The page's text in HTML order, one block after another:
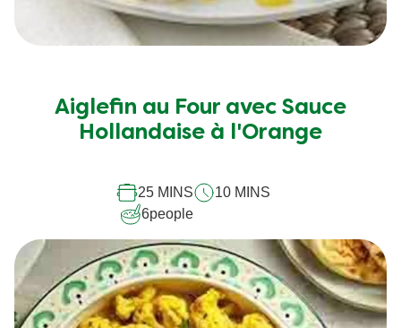
Aiglefin au Four avec Sauce
Hollandaise à l'Orange
25 MINS
10 MINS
6people